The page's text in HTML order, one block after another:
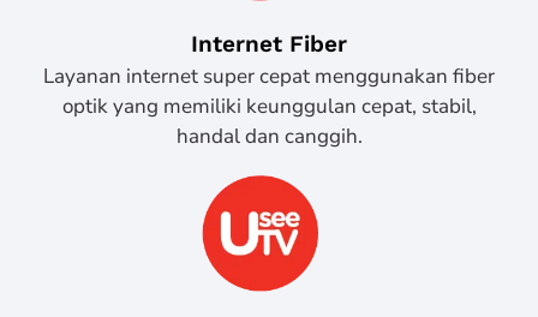
Internet Fiber
Layanan internet super cepat menggunakan fiber
optik yang memiliki keunggulan cepat, stabil,
handal dan canggih.